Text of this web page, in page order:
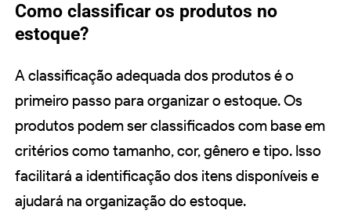
Como classificar os produtos no
estoque?
A classificação adequada dos produtos é o
primeiro passo para organizar o estoque. Os
produtos podem ser classificados com base em
critérios como tamanho, cor, gênero e tipo. Isso
facilitará a identificação dos itens disponíveis e
ajudará na organização do estoque.